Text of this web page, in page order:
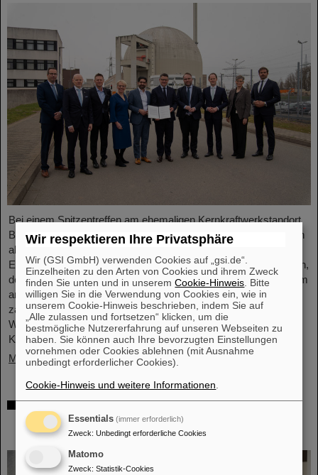
Bei einem Spitzentreffen am ehemaligen Kernkraftwerkstandort
Biblis hat Ministerpräsident Boris Rhein laserbasierte Kernfusion
als Schlüsseltechnologie für eine saubere und wirtschaftliche
Energieversorgung bezeichnet. Auch Professor Thomas Nilsson,
der Wissenschaftliche Geschäftsführer von GSI und FAIR, nahm
an dem Treffen teil und unterzeichnete gemeinsam mit
zahlreichen Vertreter*innen aus Politk, Wirtschaft und
Wissenschaft ein Memorandum of Understanding (MoU) zur
Kernfusion.
Mehr »
Schaufenster in die Spitzenforschung:
SCIENCE POP-UP von GSI/FAIR bringt
Wissenschaft in die City
Wir respektieren Ihre Privatsphäre
Wir (GSI GmbH) verwenden Cookies auf „gsi.de“.
Einzelheiten zu den Arten von Cookies und ihrem Zweck
finden Sie unten und in unseremCookie-Hinweis . Bitte
willigen Sie in die Verwendung von Cookies ein, wie in
unserem Cookie-Hinweis beschrieben, indem Sie auf
„Alle zulassen und fortsetzen“ klicken, um die
bestmögliche Nutzererfahrung auf unseren Webseiten zu
haben. Sie können auch Ihre bevorzugten Einstellungen
vornehmen oder Cookies ablehnen (mit Ausnahme
unbedingt erforderlicher Cookies).
Cookie-Hinweis und weitere Informationen
Essentials (immer erforderlich)
Zweck: Unbedingt erforderliche Cookies
Matomo
Zweck: Statistik-Cookies